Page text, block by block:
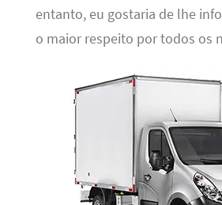
entanto, eu gostaria de lhe
o maior respeito por todos os